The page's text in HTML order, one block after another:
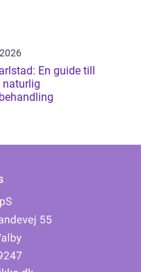
En guide till
naturlig